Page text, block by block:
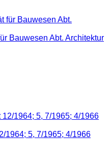
Bauwesen Abt. Architektur
1964; 5, 7/1965; 4/1966